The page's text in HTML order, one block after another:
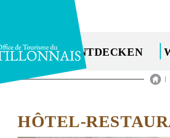
ENTDECKEN
|
HÔTEL-